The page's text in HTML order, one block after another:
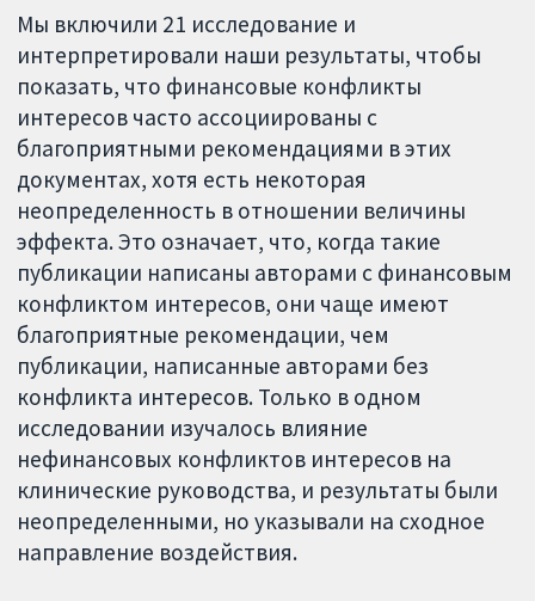
Мы включили 21 исследование и
интерпретировали наши результаты, чтобы
показать, что финансовые конфликты
интересов часто ассоциированы с
благоприятными рекомендациями в этих
документах, хотя есть некоторая
неопределенность в отношении величины
эффекта. Это означает, что, когда такие
публикации написаны авторами с финансовым
конфликтом интересов, они чаще имеют
благоприятные рекомендации, чем
публикации, написанные авторами без
конфликта интересов. Только в одном
исследовании изучалось влияние
нефинансовых конфликтов интересов на
клинические руководства, и результаты были
неопределенными, но указывали на сходное
направление воздействия.